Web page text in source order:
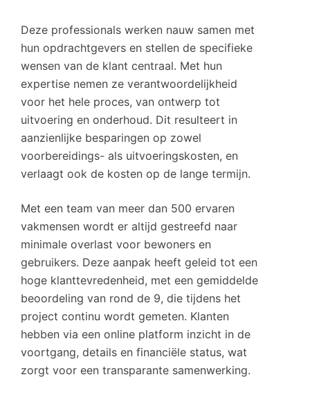
Deze professionals werken nauw samen met
hun opdrachtgevers en stellen de specifieke
wensen van de klant centraal. Met hun
expertise nemen ze verantwoordelijkheid
voor het hele proces, van ontwerp tot
uitvoering en onderhoud. Dit resulteert in
aanzienlijke besparingen op zowel
voorbereidings- als uitvoeringskosten, en
verlaagt ook de kosten op de lange termijn.
Met een team van meer dan 500 ervaren
vakmensen wordt er altijd gestreefd naar
minimale overlast voor bewoners en
gebruikers. Deze aanpak heeft geleid tot een
hoge klanttevredenheid, met een gemiddelde
beoordeling van rond de 9, die tijdens het
project continu wordt gemeten. Klanten
hebben via een online platform inzicht in de
voortgang, details en financiële status, wat
zorgt voor een transparante samenwerking.